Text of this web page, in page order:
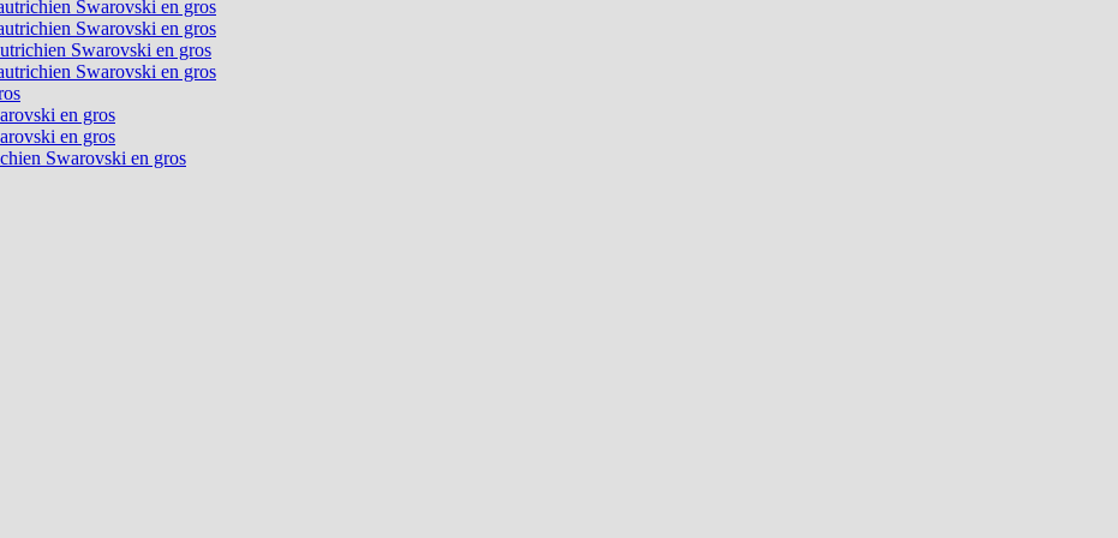
Swarovski en gros
Swarovski en gros
Swarovski en gros
Swarovski en gros
en gros
en gros
Swarovski en gros